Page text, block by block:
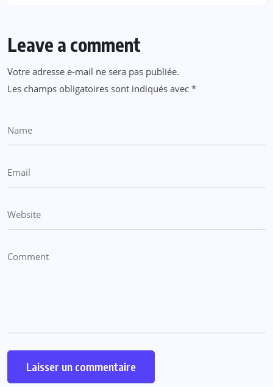
Leave a comment
Votre adresse e-mail ne sera pas publiée.
Les champs obligatoires sont indiqués avec *